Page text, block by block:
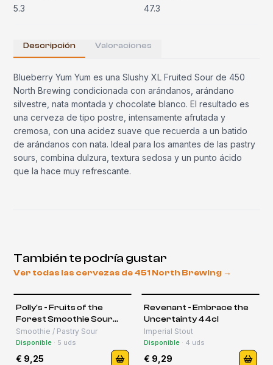
5.3 47.3
Descripción Valoraciones
Blueberry Yum Yum es una Slushy XL Fruited Sour de 450
North Brewing condicionada con arándanos, arándano
silvestre, nata montada y chocolate blanco. El resultado es
una cerveza de tipo postre, intensamente afrutada y
cremosa, con una acidez suave que recuerda a un batido
de arándanos con nata. Ideal para los amantes de las pastry
sours, combina dulzura, textura sedosa y un punto ácido
que la hace muy refrescante.
También te podría gustar
Ver todas las cervezas de451 North Brewing →
Polly's - Fruits of the
Forest Smoothie Sour
44cl
Smoothie / Pastry Sour
Disponible · 5 uds
€ 9,25
Revenant - Embrace the
Uncertainty 44cl
Imperial Stout
Disponible · 4 uds
€ 9,29